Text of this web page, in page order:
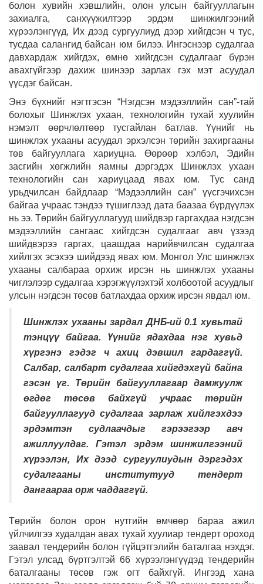
болон хувийн хэвшлийн, олон улсын байгууллагын
захиалга, санхүүжилтээр эрдэм шинжилгээний
хүрээлэнгүүд, Их дээд сургуулиуд дээр хийгдсэн ч тус,
тусдаа салангид байсан юм билээ. Ингэснээр судалгаа
давхардаж хийгдэх, өмнө хийгдсэн судалгааг бүрэн
авахгүйгээр дахиж шинээр зарлах гэх мэт асуудал
үүсдэг байсан.
Энэ бүхнийг нэгтгэсэн “Нэгдсэн мэдээллийн сан”-тай
болохыг Шинжлэх ухаан, технологийн тухай хуулийн
нэмэлт өөрчлөлтөөр тусгайлан батлав. Үүнийг нь
шинжлэх ухааны асуудал эрхэлсэн төрийн захиргааны
төв байгууллага хариуцна. Өөрөөр хэлбэл, Эдийн
засгийн хөгжлийн яамны дэргэдэх Шинжлэх ухаан
технологийн сан хариуцаад явах юм. Тус санд
урьдчилсан байдлаар “Мэдээллийн сан” үүсгэчихсэн
байгаа учраас тэндээ түшиглээд дата баазаа бүрдүүлэх
нь ээ. Төрийн байгууллагууд шийдвэр гаргахдаа нэгдсэн
мэдээллийн сангаас хийгдсэн судалгааг авч үзээд
шийдвэрээ гаргах, цаашдаа нарийвчилсан судалгаа
хийлгэх эсэхээ шийдээд явах юм. Монгол Улс шинжлэх
ухааны салбараа орхиж ирсэн нь шинжлэх ухааны
чиглэлээр судалгаа хэрэгжүүлэхтэй холбоотой асуудлыг
улсын нэгдсэн төсөв батлахдаа орхиж ирсэн явдал юм.
Шинжлэх ухааны зардал ДНБ-ий 0.1 хувьтай
тэнцүү байгаа. Үүнийг ядахдаа нэг хувьд
хүргэнэ гэдэг ч ахиц дэвшил гардаггүй.
Салбар, салбарт судалгаа хийгдэхгүй байна
гэсэн үг. Төрийн байгууллагаар дамжуулж
өгдөг төсөв байхгүй учраас төрийн
байгууллагууд судалгаа зарлаж хийлгэхдээ
эрдэмтэн судлаачдыг гэрээгээр авч
ажиллуулдаг. Гэтэл эрдэм шинжилгээний
хүрээлэн, Их дээд сургуулиудын дэргэдэх
судалгааны институтууд тендерт
дангаараа орж чаддаггүй.
Төрийн болон орон нутгийн өмчөөр бараа ажил
үйлчилгээ худалдан авах тухай хуулиар тендерт ороход
заавал тендерийн болон гүйцэтгэлийн баталгаа нэхдэг.
Гэтэл улсад бүртгэлтэй 66 хүрээлэнгүүдэд тендерийн
баталгааны төсөв гэж огт байхгүй. Ингээд хана